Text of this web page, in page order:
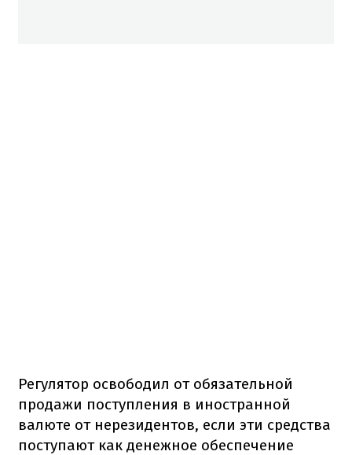
Регулятор освободил от обязательной
продажи поступления в иностранной
валюте от нерезидентов, если эти средства
поступают как денежное обеспечение